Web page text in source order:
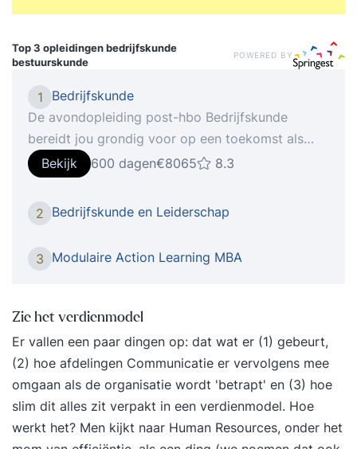
Top 3 opleidingenbedrijfskunde
bestuurskunde
POWERED BY
1
Bedrijfskunde
De avondopleiding post-hbo Bedrijfskunde
bereidt jou grondig voor op een toekomst als
manager of leidinggevende in verschillende
branches.]]> We leven in een tijd van
voortdurende verandering. Digitalisering,
kunstmatige intelligentie en big data
Tegelijkertijd vragen thema's als duurzaamheid,
om toekomstgericht handelen. Organisaties – van
mkb tot overheid en zorg – hebben behoefte aan
professionals die strategisch kunnen denken,
data gedreven beslissingen nemen en wendbaar
kunnen sturen. In de post-hbo opleiding
Bedrijfskunde ontwikkel jij je tot een breed
inzetbare, toekomstgerichte professional. Je
Bekijk 600 dagen€8065 8.3
2 Bedrijfskunde en Leiderschap
3 Modulaire Action Learning MBA
Zie het verdienmodel
Er vallen een paar dingen op: dat wat er (1) gebeurt,
(2) hoe afdelingen Communicatie er vervolgens mee
omgaan als de organisatie wordt 'betrapt' en (3) hoe
slim dit alles zit verpakt in een verdienmodel. Hoe
werkt het? Men kijkt naar Human Resources, onder het